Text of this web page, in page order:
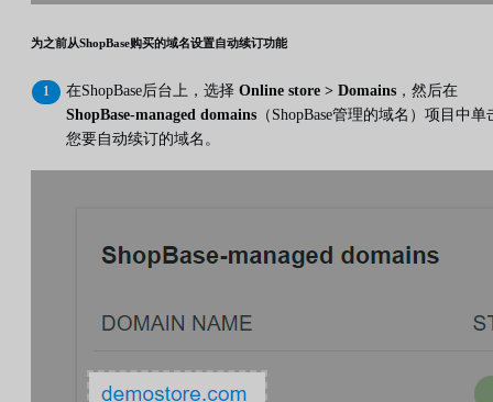
为之前从ShopBase购买的域名设置自动续订功能
在ShopBase后台上，选择 Online store > Domains ，然后在
ShopBase-managed domains （ShopBase管理的域名）项目中单
您要自动续订的域名。